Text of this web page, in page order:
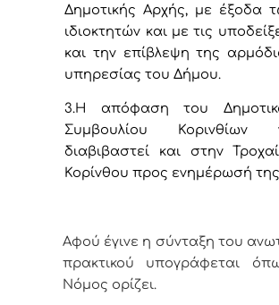
Δημοτικής Αρχής, με έξοδα
ιδιοκτητών και με τις
και την επίβλεψη της
υπηρεσίας του Δήμου.
3.Η απόφαση του
Συμβουλίου Κορινθίων
διαβιβαστεί και στην
Κορίνθου προς ενημέρωσή
Αφού έγινε η σύνταξη του
πρακτικού υπογράφεται
Νόμος ορίζει.